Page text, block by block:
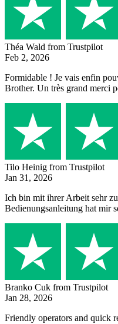
Théa Wald from Trustpilot
Feb 2, 2026
Formidable ! Je vais enfin
Brother. Un très grand merci
Tilo Heinig from Trustpilot
Jan 31, 2026
Ich bin mit ihrer Arbeit sehr
Bedienungsanleitung hat mir
Branko Cuk from Trustpilot
Jan 28, 2026
Friendly operators and quick